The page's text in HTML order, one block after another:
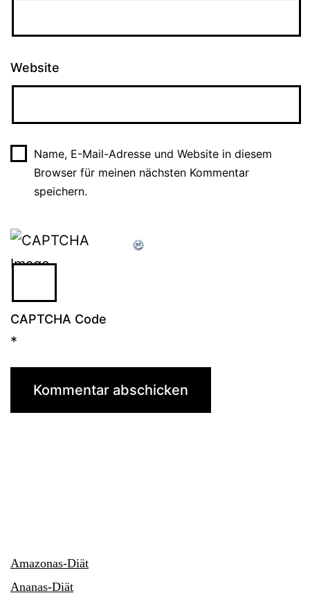
Website
Name, E-Mail-Adresse und Website in diesem
Browser für meinen nächsten Kommentar
speichern.
CAPTCHA Code
*
Amazonas-Diät
Ananas-Diät